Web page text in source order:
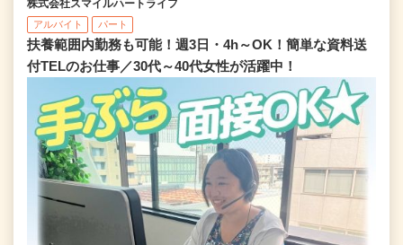
株式会社スマイルハートライフ
アルバイト パート
扶養範囲内勤務も可能！週3日・4h～OK！簡単な資料送
付TELのお仕事／30代～40代女性が活躍中！